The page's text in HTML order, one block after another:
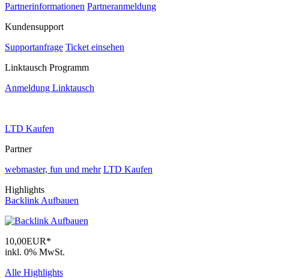
Partnerinformationen Partneranmeldung
Kundensupport
Supportanfrage Ticket einsehen
Linktausch Programm
Anmeldung Linktausch
LTD Kaufen
Partner
webmaster, fun und mehr LTD Kaufen
Highlights
Backlink Aufbauen
10,00EUR*
inkl. 0% MwSt.
Alle Highlights